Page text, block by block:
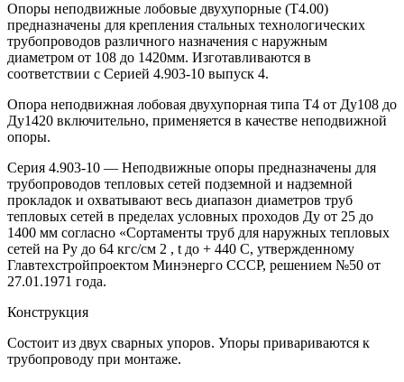
Опоры неподвижные лобовые двухупорные (Т4.00)
предназначены для крепления стальных технологических
трубопроводов различного назначения с наружным
диаметром от 108 до 1420мм. Изготавливаются в
соответствии с Серией 4.903-10 выпуск 4.
Опора неподвижная лобовая двухупорная типа Т4 от Ду108 до
Ду1420 включительно, применяется в качестве неподвижной
опоры.
Серия 4.903-10 — Неподвижные опоры предназначены для
трубопроводов тепловых сетей подземной и надземной
прокладок и охватывают весь диапазон диаметров труб
тепловых сетей в пределах условных проходов Ду от 25 до
1400 мм согласно «Сортаменты труб для наружных тепловых
сетей на Ру до 64 кгс/см 2 , t до + 440 С, утвержденному
Главтехстройпроектом Минэнерго СССР, решением №50 от
27.01.1971 года.
Конструкция
Состоит из двух сварных упоров. Упоры привариваются к
трубопроводу при монтаже.